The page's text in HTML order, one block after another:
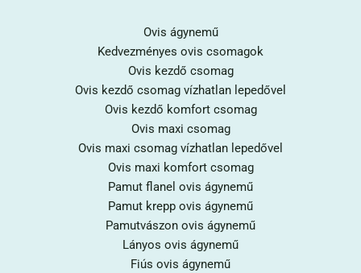
Ovis ágynemű
Kedvezményes ovis csomagok
Ovis kezdő csomag
Ovis kezdő csomag vízhatlan lepedővel
Ovis kezdő komfort csomag
Ovis maxi csomag
Ovis maxi csomag vízhatlan lepedővel
Ovis maxi komfort csomag
Pamut flanel ovis ágynemű
Pamut krepp ovis ágynemű
Pamutvászon ovis ágynemű
Lányos ovis ágynemű
Fiús ovis ágynemű